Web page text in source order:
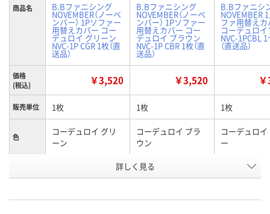
商品名 B.Bファニシング
NOVEMBER（ノーベ
ンバー） 1Pソファー
用替えカバー コー
デュロイ グリーン
NVC-1P CGR 1枚（直
送品）
B.Bファニシング
NOVEMBER（ノーベ
ンバー） 1Pソファー
用替えカバー コー
デュロイ ブラウン
NVC-1P CBR 1枚（直
送品）
B.Bファニシ
NOVEMBER
ファ用替えカ
コーデュロ
NVC-1PCBL
（直送品）
価格
(税込)
￥3,520 ￥3,520
販売単位 1枚 1枚 1枚
色
コーデュロイ グリ
ーン
コーデュロイ ブラ
ウン
コーデュロイ
ー
A610089 PH33440
詳しく見る